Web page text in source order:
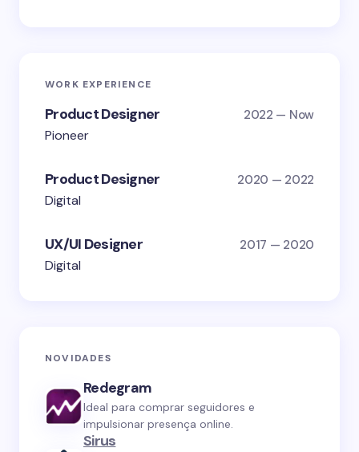
WORK EXPERIENCE
Product Designer 2022 — Now
Pioneer
Product Designer 2020 — 2022
Digital
UX/UI Designer 2017 — 2020
Digital
NOVIDADES
Redegram
Ideal para comprar seguidores e
impulsionar presença online.
Sirus